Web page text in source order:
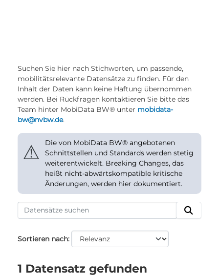
Suchen Sie hier nach Stichworten, um passende,
mobilitätsrelevante Datensätze zu finden. Für den
Inhalt der Daten kann keine Haftung übernommen
werden. Bei Rückfragen kontaktieren Sie bitte das
Team hinter MobiData BW® unter mobidata-
bw@nvbw.de.
⚠
Die von MobiData BW® angebotenen
Schnittstellen und Standards werden stetig
weiterentwickelt. Breaking Changes, das
heißt nicht-abwärtskompatible kritische
Änderungen, werden hier dokumentiert.
Sortieren nach
1 Datensatz gefunden